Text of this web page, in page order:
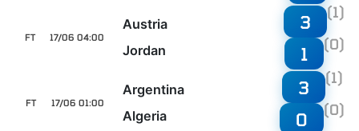
17/06 04:00
FT
Austria
Jordan
3 (1)
1 (0)
17/06 01:00
FT
Argentina
Algeria
3 (1)
0 (0)